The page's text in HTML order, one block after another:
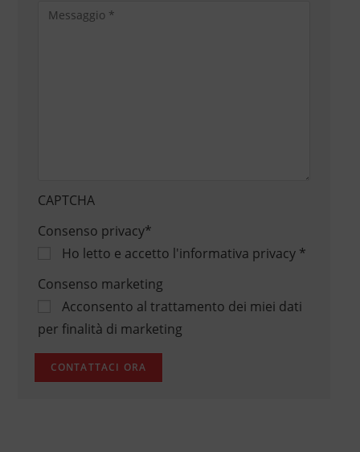
CAPTCHA
Consenso privacy*
Ho letto e accetto l'informativa privacy*
Consenso marketing
Acconsento al trattamento dei miei dati
per finalità di marketing